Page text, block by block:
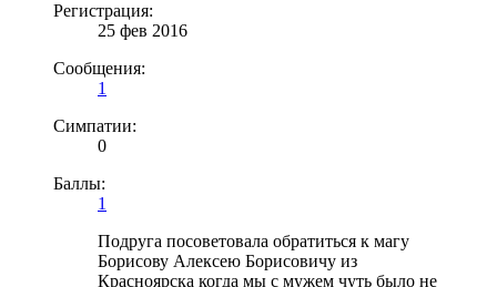
Регистрация:
25 фев 2016
Сообщения:
1
Симпатии:
0
Баллы:
1
Подруга посоветовала обратиться к магу
Борисову Алексею Борисовичу из
Красноярска когда мы с мужем чуть было не